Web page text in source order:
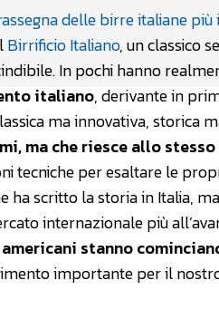
delle birre italiane
Birrificio Italiano, un classico
In pochi hanno
italiano, derivante in
ma innovativa, storica
ma che riesce allo
tecniche per esaltare le
scritto la storia in Italia,
internazionale più
stanno
importante per il